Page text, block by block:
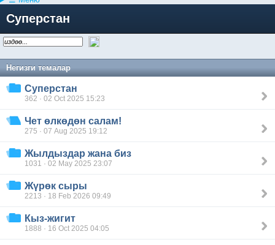
Суперстан
Негизги темалар
Суперстан
362 · 02 Oct 2025 15:23
Чет өлкөдөн салам!
275 · 07 Aug 2025 19:12
Жылдыздар жана биз
1031 · 02 May 2025 23:07
Жүрөк сыры
2213 · 18 Feb 2026 09:49
Кыз-жигит
1888 · 16 Oct 2025 04:05